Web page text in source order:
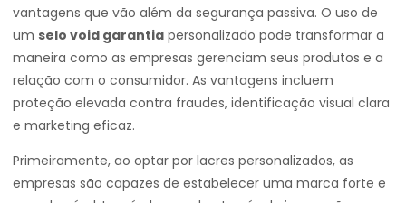
vantagens que vão além da segurança passiva. O uso de
um selo void garantia personalizado pode transformar a
maneira como as empresas gerenciam seus produtos e a
relação com o consumidor. As vantagens incluem
proteção elevada contra fraudes, identificação visual clara
e marketing eficaz.
Primeiramente, ao optar por lacres personalizados, as
empresas são capazes de estabelecer uma marca forte e